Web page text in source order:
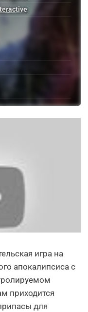
игра на
апокалипсиса с
приходится
для